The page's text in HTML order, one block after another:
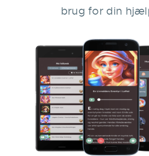
brug for din